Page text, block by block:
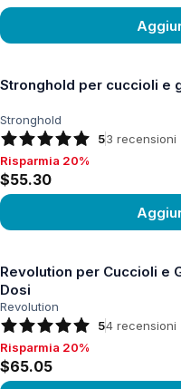
Stronghold per cuccioli e
Stronghold
53 recensioni
Risparmia 20%, $55.30
Risparmia 20%
$55.30
Revolution per Cuccioli e
Dosi
Revolution
54 recensioni
Risparmia 20%, $65.05
Risparmia 20%
$65.05